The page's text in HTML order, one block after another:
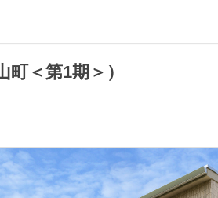
町＜第1期＞）